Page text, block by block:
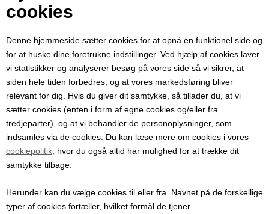
cookies
Denne hjemmeside sætter cookies for at opnå en funktionel side og
for at huske dine foretrukne indstillinger. Ved hjælp af cookies laver
vi statistikker og analyserer besøg på vores side så vi sikrer, at
siden hele tiden forbedres, og at vores markedsføring bliver
relevant for dig. Hvis du giver dit samtykke, så tillader du, at vi
sætter cookies (enten i form af egne cookies og/eller fra
tredjeparter), og at vi behandler de personoplysninger, som
indsamles via de cookies. Du kan læse mere om cookies i vores
cookiepolitik , hvor du også altid har mulighed for at trække dit
samtykke tilbage.
Herunder kan du vælge cookies til eller fra. Navnet på de forskellige
typer af cookies fortæller, hvilket formål de tjener.
Modtager e-mail
Besked